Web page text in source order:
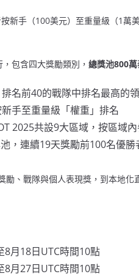
新手（100美元）至重量級（1萬
包含四大獎勵類別， 總獎池800
名前40的戰隊中排名最高的
手至重量級「權重」排名
2025共設9大區域，按區域
，連續19天獎勵前100名優勝
、戰隊與個人表現獎，到本地化
8月18日UTC時間10點
8月27日UTC時間10點